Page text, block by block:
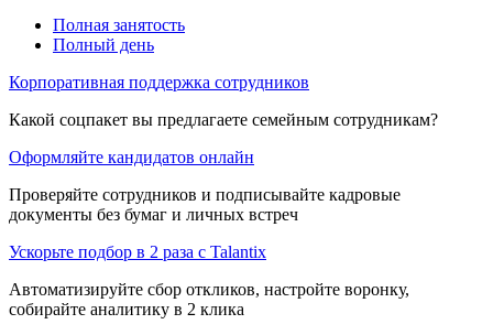
Полная занятость
Полный день
Корпоративная поддержка сотрудников
Какой соцпакет вы предлагаете семейным сотрудникам?
Оформляйте кандидатов онлайн
Проверяйте сотрудников и подписывайте кадровые
документы без бумаг и личных встреч
Ускорьте подбор в 2 раза с Talantix
Автоматизируйте сбор откликов, настройте воронку,
собирайте аналитику в 2 клика